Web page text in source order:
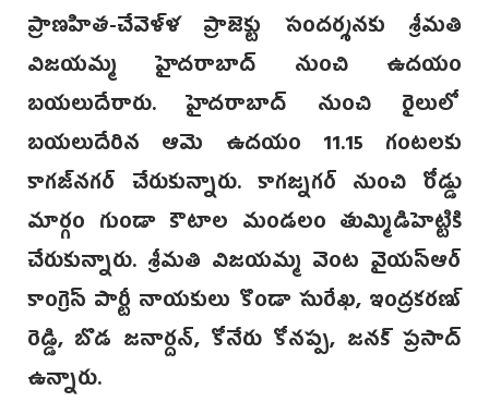
ప్రాణహిత-చేవెళ్ళ ప్రాజెక్టు సందర్శనకు శ్రీమతి
విజయమ్మ హైదరాబాద్ నుంచి ఉదయం
బయలుదేరారు. హైదరాబాద్ నుంచి రైలులో
బయలుదేరిన ఆమె ఉదయం 11.15 గంటలకు
కాగజ్‌నగర్ చేరుకున్నారు. కాగజ్నగర్ నుంచి రోడ్డు
మార్గం గుండా కౌటాల మండలం తుమ్మిడిహెట్టికి
చేరుకున్నారు. శ్రీమతి విజయమ్మ వెంట వైయస్ఆర్
కాంగ్రెస్ పార్టీ నాయకులు కొండా సురేఖ, ఇంద్రకరణ్
రెడ్డి, బొడ జనార్దన్, కోనేరు కోనప్ప, జనక్ ప్రసాద్
ఉన్నారు.